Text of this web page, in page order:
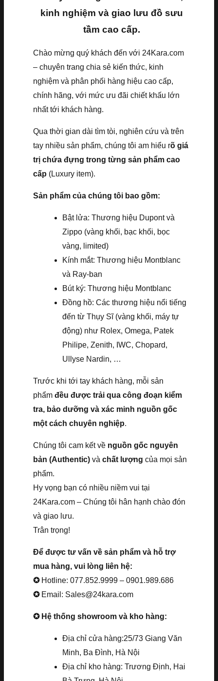
kinh nghiệm và giao lưu đồ sưu
tầm cao cấp.
Chào mừng quý khách đến với 24Kara.com
– chuyên trang chia sẻ kiến thức, kinh
nghiệm và phân phối hàng hiệu cao cấp,
chính hãng, với mức ưu đãi chiết khấu lớn
nhất tới khách hàng.
Qua thời gian dài tìm tòi, nghiên cứu và trên
tay nhiều sản phẩm, chúng tôi am hiểu rõ giá
trị chứa đựng trong từng sản phẩm cao
cấp (Luxury item).
Sản phẩm của chúng tôi bao gồm:
Bật lửa: Thương hiệu Dupont và
Zippo (vàng khối, bạc khối, bọc
vàng, limited)
Kính mắt: Thương hiệu Montblanc
và Ray-ban
Bút ký: Thương hiệu Montblanc
Đồng hồ: Các thương hiệu nổi tiếng
đến từ Thụy Sĩ (vàng khối, máy tự
động) như Rolex, Omega, Patek
Philipe, Zenith, IWC, Chopard,
Ullyse Nardin, …
Trước khi tới tay khách hàng, mỗi sản
phẩm đều được trải qua công đoạn kiểm
tra, bảo dưỡng và xác minh nguồn gốc
một cách chuyên nghiệp.
Chúng tôi cam kết về nguồn gốc nguyên
bản (Authentic) và chất lượng của mọi sản
phẩm.
Hy vọng bạn có nhiều niềm vui tại
24Kara.com – Chúng tôi hân hạnh chào đón
và giao lưu.
Trân trọng!
Để được tư vấn về sản phẩm và hỗ trợ
mua hàng, vui lòng liên hệ:
✪ Hotline: 077.852.9999 – 0901.989.686
✪ Email: Sales@24kara.com
✪ Hệ thống showroom và kho hàng:
Địa chỉ cửa hàng:25/73 Giang Văn
Minh, Ba Đình, Hà Nội
Địa chỉ kho hàng: Trương Định, Hai